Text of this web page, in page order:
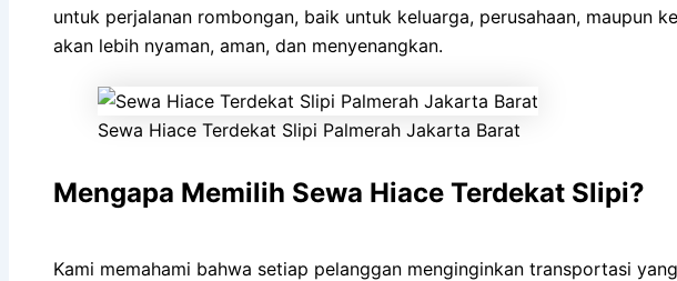
untuk perjalanan rombongan, baik untuk keluarga, perusahaan, maupun
akan lebih nyaman, aman, dan menyenangkan.
Sewa Hiace Terdekat Slipi Palmerah Jakarta Barat
Mengapa Memilih Sewa Hiace Terdekat Slipi?
Kami memahami bahwa setiap pelanggan menginginkan transportasi